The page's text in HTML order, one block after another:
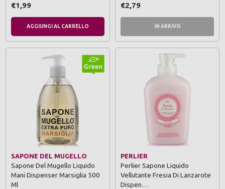
€1,99
AGGIUNGI AL CARRELLO
€2,79
IN ARRIVO
SAPONE DEL MUGELLO
Sapone Del Mugello Liquido
Mani Dispenser Marsiglia 500
Ml
PERLIER
Perlier Sapone Liquido
Vellutante Fresia Di Lanzarote
Dispen…